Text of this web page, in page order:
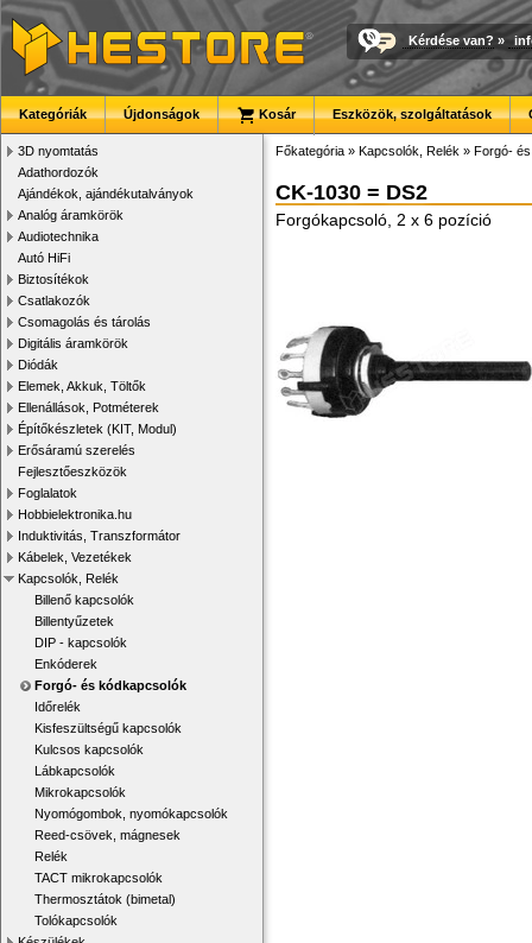
Kérdése van? »
Kategóriák Újdonságok Kosár Eszközök, szolgáltatások
3D nyomtatás
Adathordozók
Ajándékok, ajándékutalványok
Analóg áramkörök
Audiotechnika
Autó HiFi
Biztosítékok
Csatlakozók
Csomagolás és tárolás
Digitális áramkörök
Diódák
Elemek, Akkuk, Töltők
Ellenállások, Potméterek
Építőkészletek (KIT, Modul)
Erősáramú szerelés
Fejlesztőeszközök
Foglalatok
Hobbielektronika.hu
Induktivitás, Transzformátor
Kábelek, Vezetékek
Kapcsolók, Relék
Billenő kapcsolók
Billentyűzetek
DIP - kapcsolók
Enkóderek
Forgó- és kódkapcsolók
Időrelék
Kisfeszültségű kapcsolók
Kulcsos kapcsolók
Lábkapcsolók
Mikrokapcsolók
Nyomógombok, nyomókapcsolók
Reed-csövek, mágnesek
Relék
TACT mikrokapcsolók
Thermosztátok (bimetal)
Tolókapcsolók
Főkategória » Kapcsolók, Relék » Forgó-
CK-1030 = DS2
Forgókapcsoló, 2 x 6 pozíció